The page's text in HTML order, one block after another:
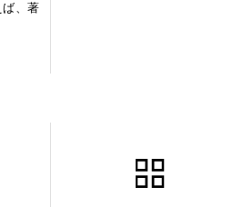
ば、著